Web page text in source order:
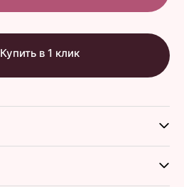
Купить в 1 клик